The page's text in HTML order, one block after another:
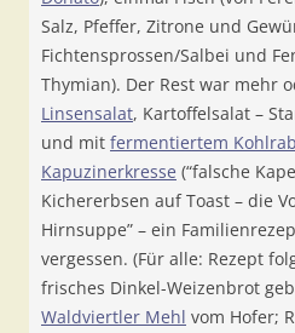
Salz, Pfeffer, Zitrone und
Fichtensprossen/Salbei und
Thymian). Der Rest war mehr
Linsensalat, Kartoffelsalat –
und mit fermentiertem
Kapuzinerkresse (“falsche
Kichererbsen auf Toast – die
Hirnsuppe” – ein
vergessen. (Für alle: Rezept
frisches Dinkel-Weizenbrot
Waldviertler Mehl vom Hofer;